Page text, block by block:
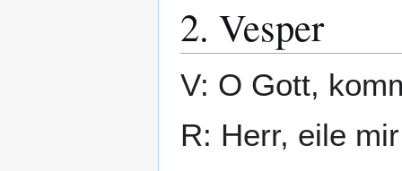
2. Vesper
V: O Gott,
R: Herr, eile